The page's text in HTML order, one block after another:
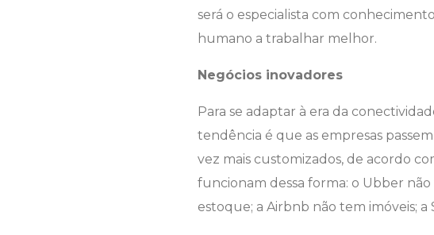
será o especialista com
humano a trabalhar melhor.
Negócios inovadores
Para se adaptar à era da
tendência é que as empresas
vez mais customizados, de acordo
funcionam dessa forma: o Ubber
estoque; a Airbnb não tem imóveis;